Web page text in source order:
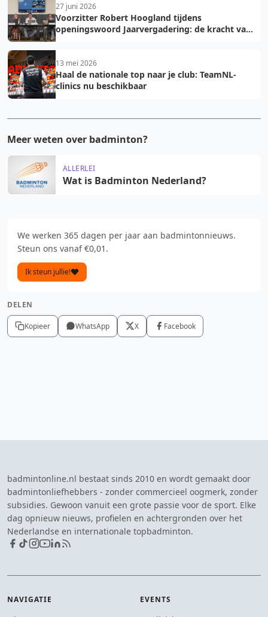
27 juni 2026
Voorzitter Robert Hoogland tijdens
openingswoord Jaarvergadering: de kracht van
13 mei 2026
Haal de nationale top naar je club: TeamNL-
clinics nu beschikbaar
Meer weten over badminton?
ALLERLEI
Wat is Badminton Nederland?
We werken 365 dagen per jaar aan badmintonnieuws.
Steun ons vanaf €0,01.
Ik steun jullie!
DELEN
Kopieer WhatsApp X Facebook
badmintonline.nl bestaat sinds 2010 en wordt gemaakt door
badmintonliefhebbers - zonder commercieel oogmerk, zonder
subsidies. Gewoon vanuit een grote passie voor de sport. Elke
dag opnieuw nieuws, profielen en achtergronden over het
Nederlandse en internationale topbadminton.
NAVIGATIE EVENTS